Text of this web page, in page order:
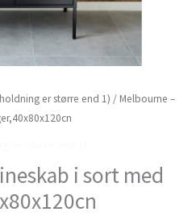
er større end 1) / Melbourne –
i sort med